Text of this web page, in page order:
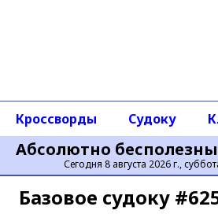
Абсолютно
Сегодня 8 августа 2026 г.,
Кроссворды Судоку
Базовое cудоку